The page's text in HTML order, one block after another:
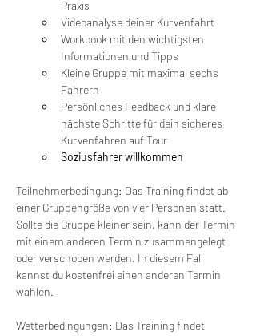
Praxis
Videoanalyse deiner Kurvenfahrt
Workbook mit den wichtigsten
Informationen und Tipps
Kleine Gruppe mit maximal sechs
Fahrern
Persönliches Feedback und klare
nächste Schritte für dein sicheres
Kurvenfahren auf Tour
Soziusfahrer willkommen
Teilnehmerbedingung: Das Training findet ab
einer Gruppengröße von vier Personen statt.
Sollte die Gruppe kleiner sein, kann der Termin
mit einem anderen Termin zusammengelegt
oder verschoben werden. In diesem Fall
kannst du kostenfrei einen anderen Termin
wählen.
Wetterbedingungen: Das Training findet